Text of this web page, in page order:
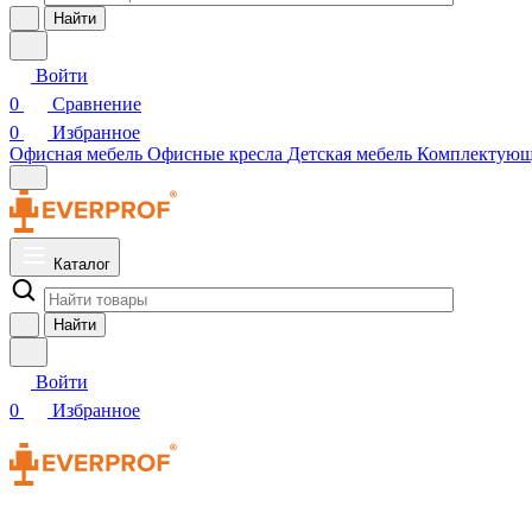
Найти
Войти
0
Сравнение
0
Избранное
Офисная мебель Офисные кресла Детская мебель
Каталог
Найти
Войти
0
Избранное